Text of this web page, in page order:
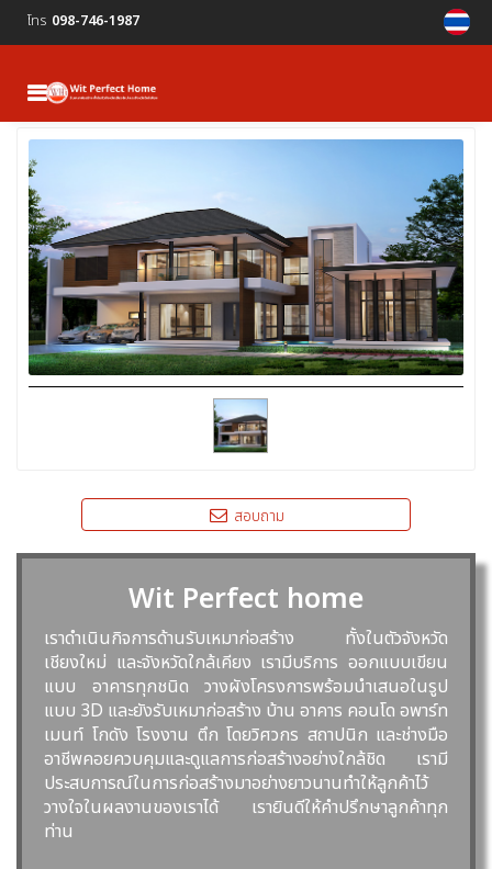
โทร 098-746-1987
MENU
สอบถาม
Wit Perfect home
เราดำเนินกิจการด้านรับเหมาก่อสร้าง ทั้งในตัวจังหวัด
เชียงใหม่ และจังหวัดใกล้เคียง เรามีบริการ ออกแบบเขียน
แบบ อาคารทุกชนิด วางผังโครงการพร้อมนำเสนอในรูป
แบบ 3D และยังรับเหมาก่อสร้าง บ้าน อาคาร คอนโด อพาร์ท
เมนท์ โกดัง โรงงาน ตึก โดยวิศวกร สถาปนิก และช่างมือ
อาชีพคอยควบคุมและดูแลการก่อสร้างอย่างใกล้ชิด เรามี
ประสบการณ์ในการก่อสร้างมาอย่างยาวนานทำให้ลูกค้าไว้
วางใจในผลงานของเราได้ เรายินดีให้คำปรึกษาลูกค้าทุก
ท่าน